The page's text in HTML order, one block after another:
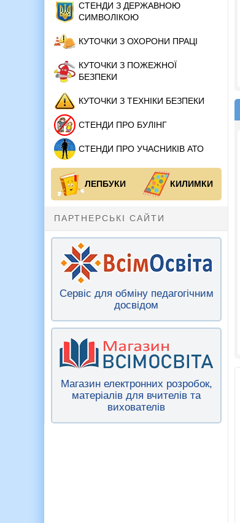
СТЕНДИ З ДЕРЖАВНОЮ
СИМВОЛІКОЮ
КУТОЧКИ З ОХОРОНИ ПРАЦІ
КУТОЧКИ З ПОЖЕЖНОЇ
БЕЗПЕКИ
КУТОЧКИ З ТЕХНІКИ БЕЗПЕКИ
СТЕНДИ ПРО БУЛІНГ
СТЕНДИ ПРО УЧАСНИКІВ АТО
ЛЕПБУКИ КИЛИМКИ
ПАРТНЕРСЬКІ САЙТИ
Сервіс для обміну педагогічним
досвідом
Магазин електронних розробок,
матеріалів для вчителів та
вихователів